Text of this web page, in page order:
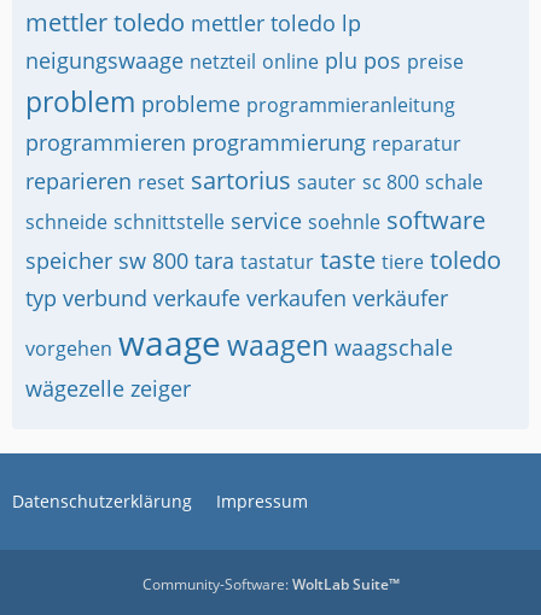
mettler toledo mettler toledo lp
neigungswaage netzteil online plu pos preise
problem probleme programmieranleitung
programmieren programmierung reparatur
reparieren reset sartorius sauter sc 800 schale
schneide schnittstelle service soehnle software
speicher sw 800 tara tastatur taste tiere toledo
typ verbund verkaufe verkaufen verkäufer
vorgehen waagewaagen waagschale
wägezelle zeiger
Datenschutzerklärung Impressum
Community-Software:WoltLab Suite™